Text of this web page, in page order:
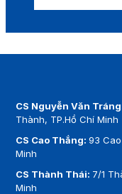
CS Nguyễn Văn Tráng:
Thành, TP.Hồ Chí Minh